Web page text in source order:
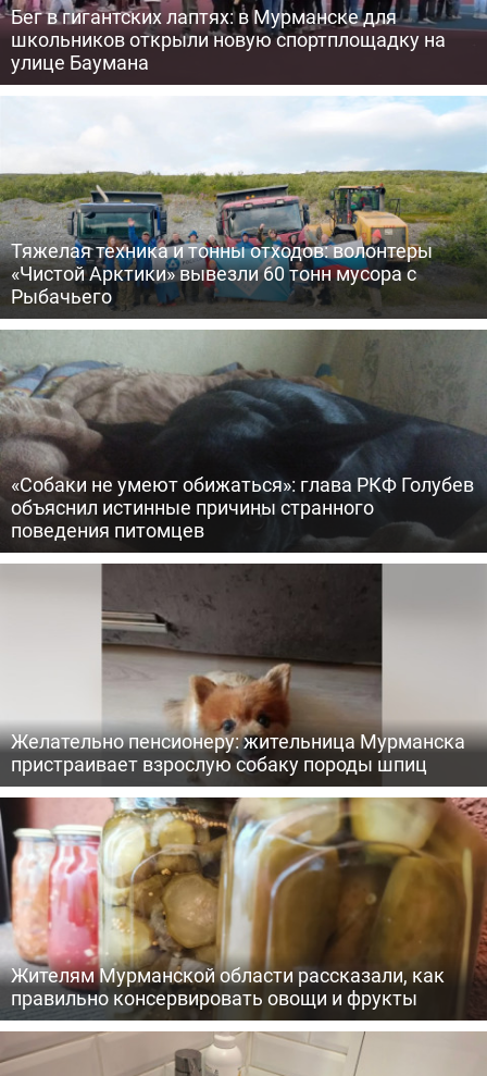
Бег в гигантских лаптях: в Мурманске для
школьников открыли новую спортплощадку на
улице Баумана
Тяжелая техника и тонны отходов: волонтеры
«Чистой Арктики» вывезли 60 тонн мусора с
Рыбачьего
«Собаки не умеют обижаться»: глава РКФ Голубев
объяснил истинные причины странного
поведения питомцев
Желательно пенсионеру: жительница Мурманска
пристраивает взрослую собаку породы шпиц
Жителям Мурманской области рассказали, как
правильно консервировать овощи и фрукты